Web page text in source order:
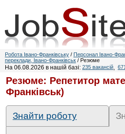
Робота Івано-Франківську / Персонал Івано-
переклади, Івано-Франківськ / Резюме
На 06.08.2026 в нашій базі: 235 вакансій,
Резюме: Репетитор
Франківськ)
Знайти роботу